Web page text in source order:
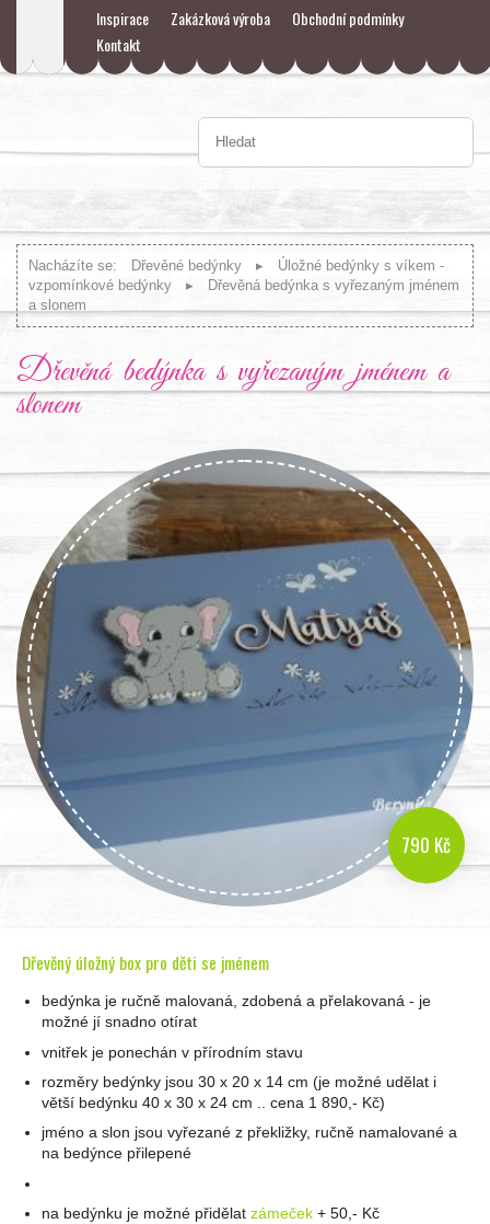
Inspirace Zakázková výroba
Obchodní podmínky
Kontakt
Nacházíte se: Dřevěné bedýnky
Úložné bedýnky s víkem -
vzpomínkové bedýnky
Dřevěná bedýnka s vyřezaným jménem
a slonem
Dřevěná bedýnka s vyřezaným jménem a
slonem
790 Kč
Dřevěný úložný box pro děti se jménem
bedýnka je ručně malovaná, zdobená a přelakovaná - je
možné jí snadno otírat
vnitřek je ponechán v přírodním stavu
rozměry bedýnky jsou 30 x 20 x 14 cm (je možné udělat i
větší bedýnku 40 x 30 x 24 cm .. cena 1 890,- Kč)
jméno a slon jsou vyřezané z překližky, ručně namalované a
na bedýnce přilepené
na bedýnku je možné přidělatzámeček + 50,- Kč